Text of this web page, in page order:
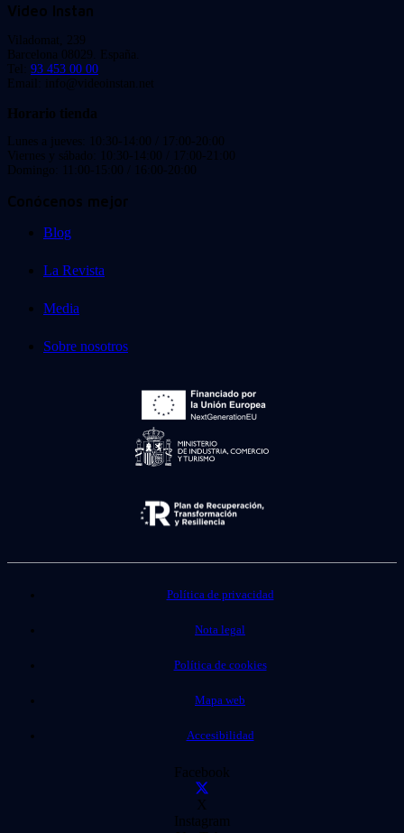
Video Instan
Viladomat, 239
Barcelona 08029. España.
Tel: 93 453 00 00
Email: info@videoinstan.net
Horario tienda
Lunes a jueves: 10:30-14:00 / 17:00-20:00
Viernes y sábado: 10:30-14:00 / 17:00-21:00
Domingo: 11:00-15:00 / 16:00-20:00
Conócenos mejor
Blog
La Revista
Media
Sobre nosotros
Política de privacidad
Nota legal
Política de cookies
Mapa web
Accesibilidad
Facebook
X
Instagram